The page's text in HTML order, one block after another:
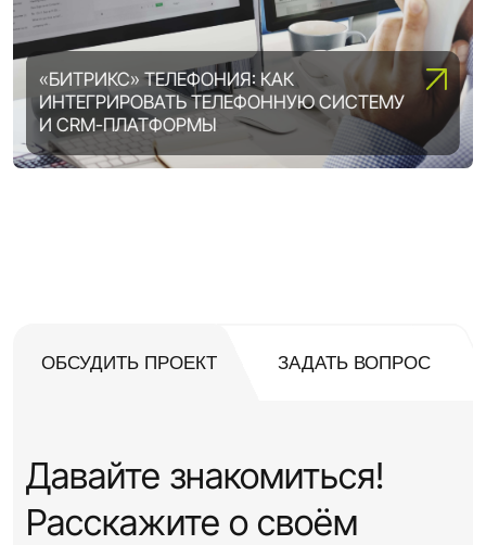
«БИТРИКС» ТЕЛЕФОНИЯ: КАК
ИНТЕГРИРОВАТЬ ТЕЛЕФОННУЮ СИСТЕМУ
И CRM-ПЛАТФОРМЫ
ВОЗМОЖНОСТИ «1С-БИТРИКС»:
ВЫБИРАЕМ ОПТИМАЛЬНУЮ ЛИЦЕНЗИЮ
DIGITAL ТРАНСФОРМАЦИЯ ПРЕДПРИЯТИЯ:
5 ШАГОВ, ЧТОБЫ ВСЕ ПОЛУЧИЛОСЬ
ОБСУДИТЬ ПРОЕКТ ЗАДАТЬ ВОПРОС
Давайте знакомиться!
Расскажите о своём